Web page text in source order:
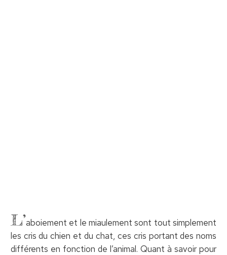
L’aboiement et le miaulement sont tout simplement
les cris du chien et du chat, ces cris portant des noms
différents en fonction de l’animal. Quant à savoir pour